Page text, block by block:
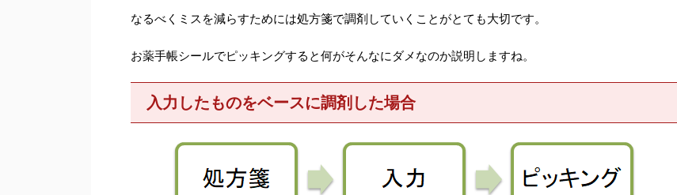
なるべくミスを減らすためには処方箋で調剤していくことがとても大切です。
お薬手帳シールでピッキングすると何がそんなにダメなのか説明しますね。
入力したものをベースに調剤した場合